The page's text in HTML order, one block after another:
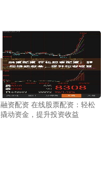
融资配资 在线股票配资：轻松
撬动资金，提升投资收益